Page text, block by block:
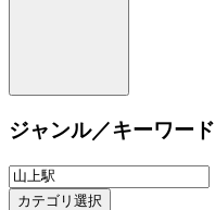
ジャンル／キーワード
カテゴリ選択